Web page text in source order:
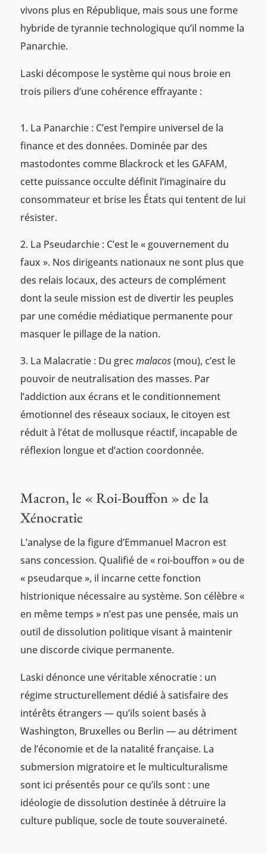
vivons plus en République, mais sous une forme
hybride de tyrannie technologique qu’il nomme la
Panarchie.
Laski décompose le système qui nous broie en
trois piliers d’une cohérence effrayante :
La Panarchie : C’est l’empire universel de la
finance et des données. Dominée par des
mastodontes comme Blackrock et les GAFAM,
cette puissance occulte définit l’imaginaire du
consommateur et brise les États qui tentent de lui
résister.
La Pseudarchie : C’est le « gouvernement du
faux ». Nos dirigeants nationaux ne sont plus que
des relais locaux, des acteurs de complément
dont la seule mission est de divertir les peuples
par une comédie médiatique permanente pour
masquer le pillage de la nation.
La Malacratie : Du grec malacos(mou), c’est le
pouvoir de neutralisation des masses. Par
l’addiction aux écrans et le conditionnement
émotionnel des réseaux sociaux, le citoyen est
réduit à l’état de mollusque réactif, incapable de
réflexion longue et d’action coordonnée.
Macron, le « Roi-Bouffon » de la
Xénocratie
L’analyse de la figure d’Emmanuel Macron est
sans concession. Qualifié de « roi-bouffon » ou de
« pseudarque », il incarne cette fonction
histrionique nécessaire au système. Son célèbre «
en même temps » n’est pas une pensée, mais un
outil de dissolution politique visant à maintenir
une discorde civique permanente.
Laski dénonce une véritable xénocratie : un
régime structurellement dédié à satisfaire des
intérêts étrangers — qu’ils soient basés à
Washington, Bruxelles ou Berlin — au détriment
de l’économie et de la natalité française. La
submersion migratoire et le multiculturalisme
sont ici présentés pour ce qu’ils sont : une
idéologie de dissolution destinée à détruire la
culture publique, socle de toute souveraineté.